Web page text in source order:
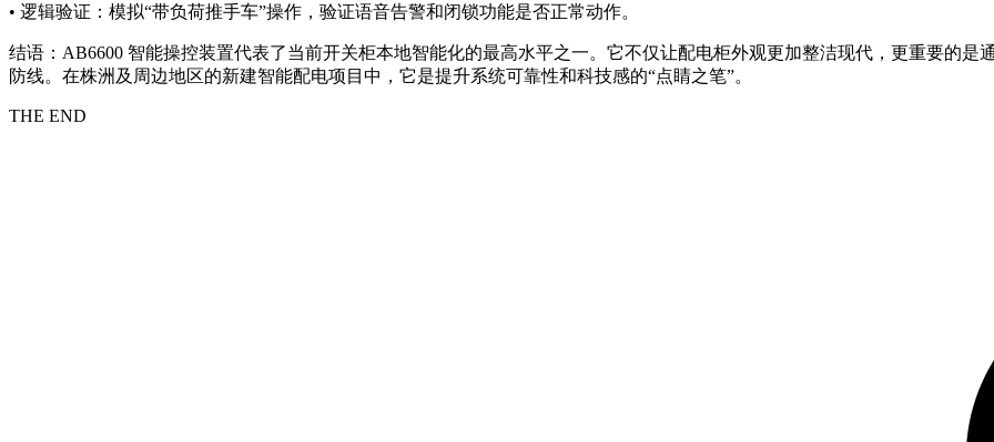
• 逻辑验证：模拟“带负荷推手车”操作，验证语音告警和闭锁功能是否正常动作。
结语：AB6600 智能操控装置代表了当前开关柜本地智能化的最高水平之一。它不仅让配电柜外观更加整洁现代，更重要的
防线。在株洲及周边地区的新建智能配电项目中，它是提升系统可靠性和科技感的“点睛之笔”。
THE END